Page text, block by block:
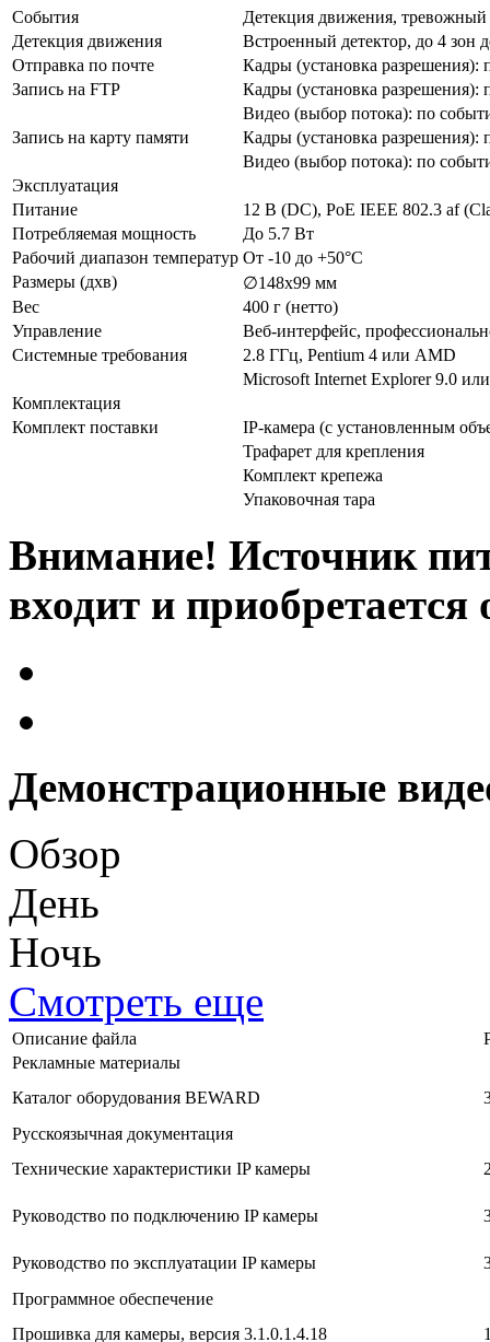
События
Детекция движения, тревожный
Детекция движения
Встроенный детектор, до 4 зон
Отправка по почте
Кадры (установка
Запись на FTP
Кадры (установка
Видео (выбор потока): по
Запись на карту памяти
Кадры (установка
Видео (выбор потока): по
Эксплуатация
Питание
12 В (DC), PoE IEEE 802.3 af
Потребляемая мощность
До 5.7 Вт
Рабочий диапазон температур От -10 до +50°С
Размеры (дхв)
∅148х99 мм
Вес
400 г (нетто)
Управление
Веб-интерфейс,
Системные требования
2.8 ГГц, Pentium 4 или AMD
Microsoft Internet Explorer 9.0
Комплектация
Комплект поставки
IP-камера (с установленным
Трафарет для крепления
Комплект крепежа
Упаковочная тара
Внимание! Источник
входит и приобретается
Демонстрационные
Обзор
День
Ночь
Смотреть еще
Описание файла
Рекламные материалы
Каталог оборудования BEWARD
Русскоязычная документация
Технические характеристики IP камеры
Руководство по подключению IP камеры
Руководство по эксплуатации IP камеры
Программное обеспечение
Прошивка для камеры, версия 3.1.0.1.4.18